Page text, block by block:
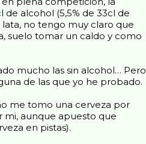
alcohol (5,5% de 33cl de
no tengo muy claro que
suelo tomar un caldo y como
mucho las sin alcohol… Pero
de las que yo he probado.
me tomo una cerveza por
mi, aunque apuesto que
en pistas).